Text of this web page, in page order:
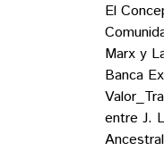
El
Marx y
Banca
entre J.